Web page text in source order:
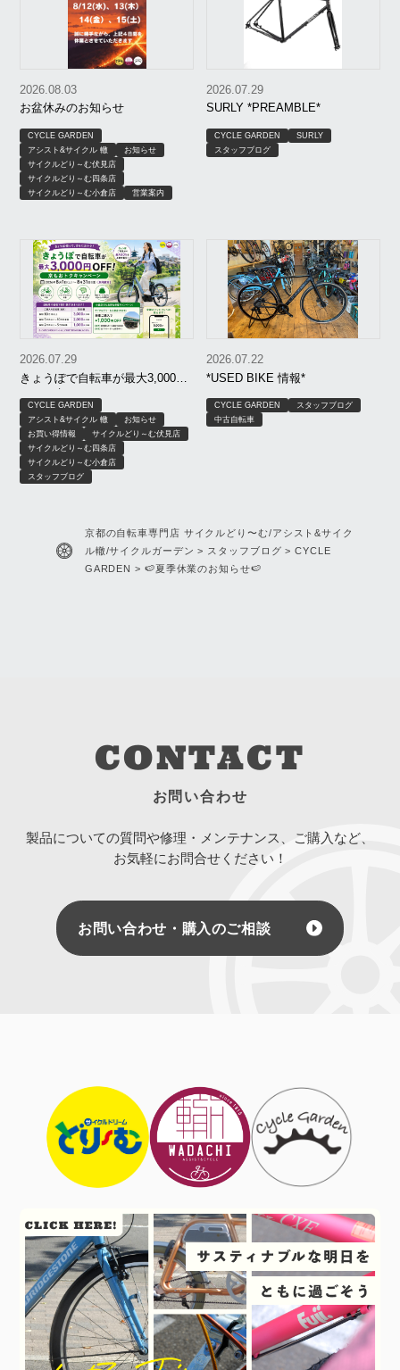
お盆休みのお知らせ
2026.08.03
CYCLE GARDEN
アシスト&サイクル 轍
お知らせ
サイクルどり～む伏見店
サイクルどり～む四条店
サイクルどり～む小倉店
営業案内
SURLY *PREAMBLE*
2026.07.29
CYCLE GARDEN
SURLY
スタッフブログ
きょうぽで自転車が最大3,000円
【8月限定】｜京都 サイクルどり
～む、アシスト＆サイクル轍、
サイクルガーデン
2026.07.29
CYCLE GARDEN
アシスト&サイクル 轍
お知らせ
お買い得情報
サイクルどり～む伏見店
サイクルどり～む四条店
サイクルどり～む小倉店
スタッフブログ
*USED BIKE 情報*
2026.07.22
CYCLE GARDEN
スタッフブログ
中古自転車
京都の自転車専門店 サイクルどり〜む/アシスト&サイク
ル轍/サイクルガーデン > スタッフブログ >CYCLE
GARDEN > 🍉夏季休業のお知らせ🍉
CONTACT
お問い合わせ
製品についての質問や修理・メンテナンス、ご購入など、
お気軽にお問合せください！
お問い合わせ・購入のご相談